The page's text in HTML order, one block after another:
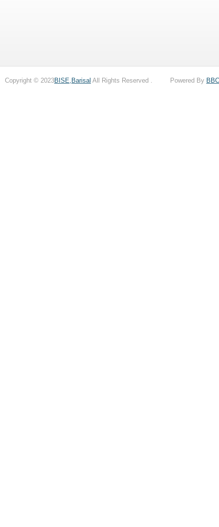
Copyright © 2023BISE,Barisal All Rights Reserved . Powered By